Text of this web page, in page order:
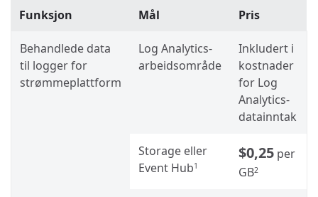
Funksjon Mål Pris
Behandlede data
til logger for
strømmeplattform
Log Analytics-
arbeidsområde
Inkludert i
kostnader
for Log
Analytics-
datainntak
Storage eller
Event Hub1
$0,25 per
GB2